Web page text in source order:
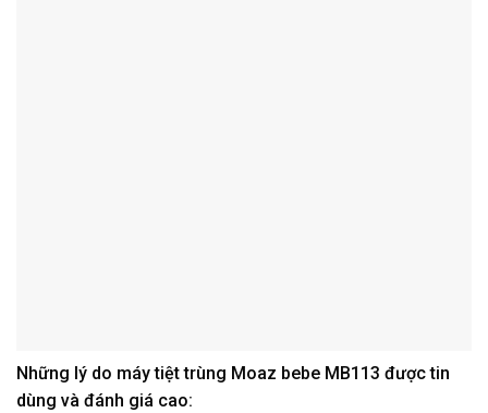
Những lý do máy tiệt trùng Moaz bebe MB113 được tin
dùng và đánh giá cao: